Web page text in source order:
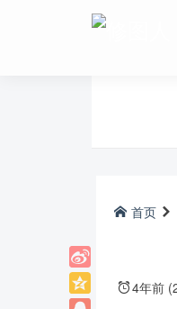
首页
4年前